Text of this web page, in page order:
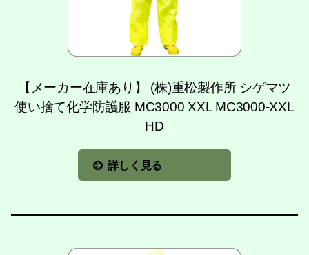
【メーカー在庫あり】 (株)重松製作所 シゲマツ
使い捨て化学防護服 MC3000 XXL MC3000-XXL
HD
詳しく見る